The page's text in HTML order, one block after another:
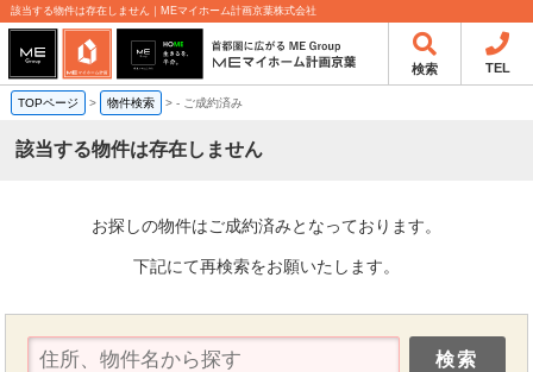
該当する物件は存在しません｜MEマイホーム計画京葉株式会社
検索 TEL
TOPページ > 物件検索 >- ご成約済み
該当する物件は存在しません
お探しの物件はご成約済みとなっております。
下記にて再検索をお願いたします。